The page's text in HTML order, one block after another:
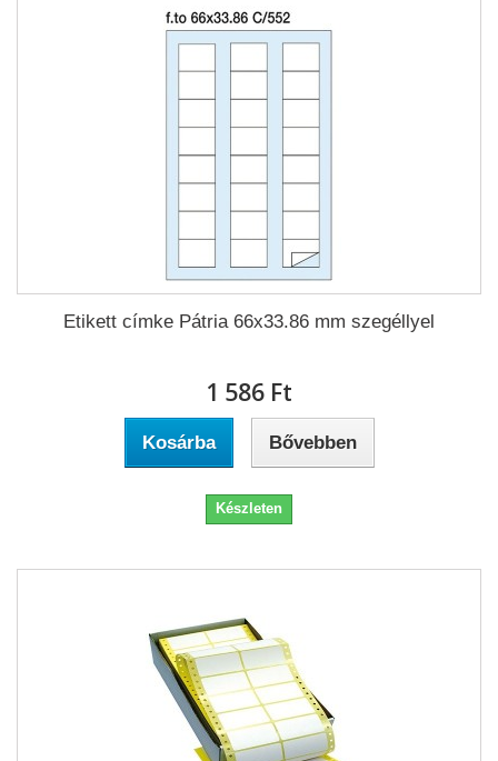
Etikett címke Pátria 66x33.86 mm szegéllyel
1 586 Ft‎
Kosárba Bővebben
Készleten